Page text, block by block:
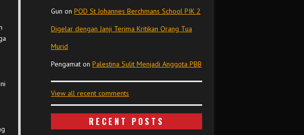
Gun on POD St Johannes Berchmans School PIK 2
Digelar dengan Janji Terima Kritikan Orang Tua
Murid
Pengamat on Palestina Sulit Menjadi Anggota PBB
View all recent comments
RECENT POSTS